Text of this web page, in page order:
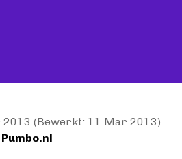
(Bewerkt: 11 Mar 2013)